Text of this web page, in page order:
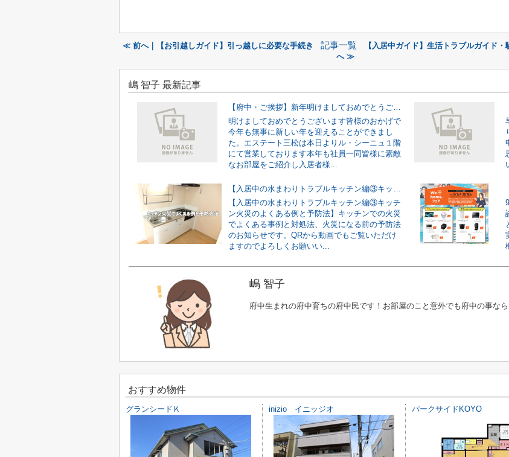
≪ 前へ｜【お引越しガイド】引っ越しに必要な手続き 記事一覧
【入居中ガイド】生活トラブルガイド
へ ≫
嶋 智子 最新記事
【府中・ご挨拶】新年明けましておめでとうございます。
明けましておめでとうございます皆様のおかげで
今年も無事に新しい年を迎えることができまし
た。エステート三松は本日よりル・シーニュ１階
にて営業しております本年も社員一同皆様に素敵
なお部屋をご紹介し入居者様...
【入居中の水まわりトラブルキッチン編③キッチン火災のよくある例と予防法】
【入居中の水まわりトラブルキッチン編③キッチ
ン火災のよくある例と予防法】キッチンでの火災
でよくある事例と対処法、火災になる前の予防法
のお知らせです。QRから動画でもご覧いただけ
ますのでよろしくお願いい...
嶋 智子
府中生まれの府中育ちの府中民です！お部屋のこと意外でも府中の事なら
おすすめ物件
グランシードＫ inizio イニッジオ パークサイドKOYO